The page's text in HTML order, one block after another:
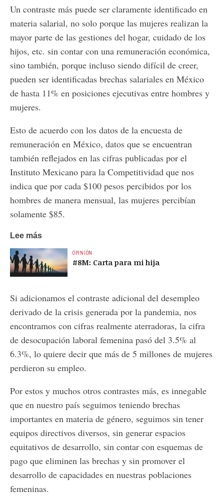
Un contraste más puede ser claramente identificado en
materia salarial, no solo porque las mujeres realizan la
mayor parte de las gestiones del hogar, cuidado de los
hijos, etc. sin contar con una remuneración económica,
sino también, porque incluso siendo difícil de creer,
pueden ser identificadas brechas salariales en México
de hasta 11% en posiciones ejecutivas entre hombres y
mujeres.
Esto de acuerdo con los datos de la encuesta de
remuneración en México, datos que se encuentran
también reflejados en las cifras publicadas por el
Instituto Mexicano para la Competitividad que nos
indica que por cada $100 pesos percibidos por los
hombres de manera mensual, las mujeres percibían
solamente $85.
Lee más
OPINIÓN
#8M: Carta para mi hija
Si adicionamos el contraste adicional del desempleo
derivado de la crisis generada por la pandemia, nos
encontramos con cifras realmente aterradoras, la cifra
de desocupación laboral femenina pasó del 3.5% al
6.3%, lo quiere decir que más de 5 millones de mujeres
perdieron su empleo.
Por estos y muchos otros contrastes más, es innegable
que en nuestro país seguimos teniendo brechas
importantes en materia de género, seguimos sin tener
equipos directivos diversos, sin generar espacios
equitativos de desarrollo, sin contar con esquemas de
pago que eliminen las brechas y sin promover el
desarrollo de capacidades en nuestras poblaciones
femeninas.